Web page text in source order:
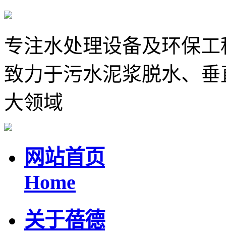
专注水处理设备及环保工
致力于污水泥浆脱水、
大领域
网站首页
Home
关于蓓德